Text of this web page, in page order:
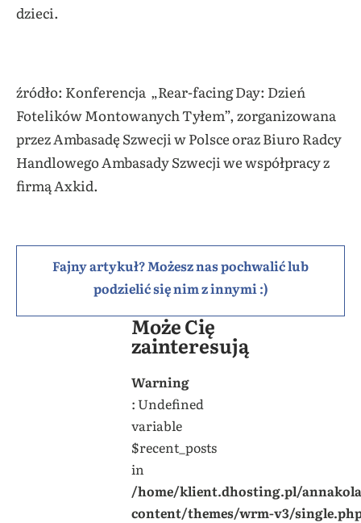
dzieci.
źródło: Konferencja „Rear-facing Day: Dzień
Fotelików Montowanych Tyłem”, zorganizowana
przez Ambasadę Szwecji w Polsce oraz Biuro Radcy
Handlowego Ambasady Szwecji we współpracy z
firmą Axkid.
Fajny artykuł? Możesz nas pochwalić lub
podzielić się nim z innymi :)
Może Cię
zainteresują
Warning
: Undefined
variable
$recent_posts
in
/home/klient.dhosting.pl/
content/themes/wrm-v3/